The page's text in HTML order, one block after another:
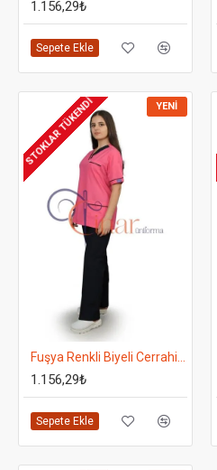
1.156,29₺
Sepete Ekle
YENI
STOKLAR TÜKENDI
1.156,29₺
Sepete Ekle